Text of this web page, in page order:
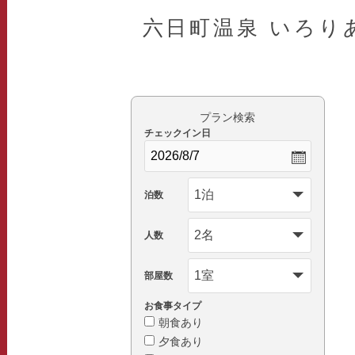
六日町温泉 いろり
プラン検索
チェックイン日
泊数
人数
部屋数
お食事タイプ
朝食あり
夕食あり